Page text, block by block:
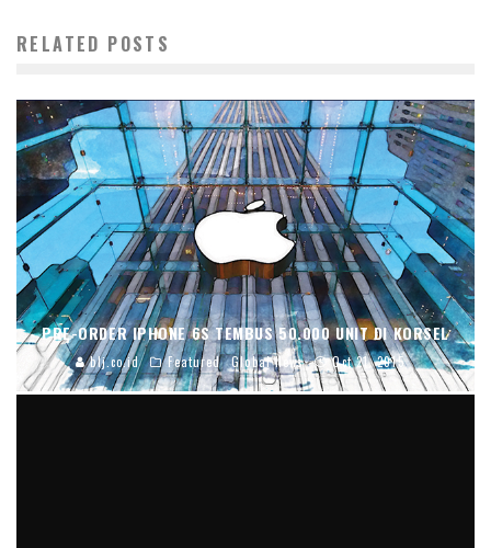
RELATED POSTS
PRE-ORDER IPHONE 6S TEMBUS 50.000 UNIT DI KORSEL
blj.co.id Featured Global News Oct 21, 2015